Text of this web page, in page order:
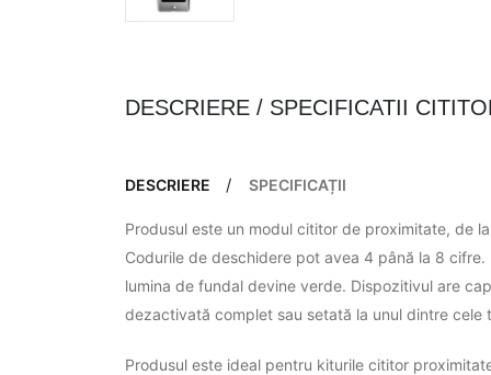
DESCRIERE / SPECIFICATII
DESCRIERE SPECIFICAȚII
Produsul este un modul cititor de proximitate, de
Codurile de deschidere pot avea 4 până la 8
lumina de fundal devine verde. Dispozitivul are
dezactivată complet sau setată la unul dintre cele
Produsul este ideal pentru kiturile cititor